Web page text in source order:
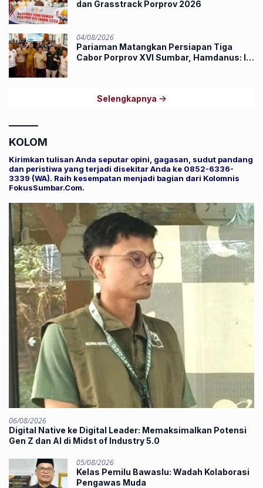
dan Grasstrack Porprov 2026
04/08/2026
Pariaman Matangkan Persiapan Tiga
Cabor Porprov XVI Sumbar, Hamdanus: Ini
Selengkapnya
KOLOM
Kirimkan tulisan Anda seputar opini, gagasan, sudut pandang
dan peristiwa yang terjadi disekitar Anda ke 0852-6336-
3339 (WA). Raih kesempatan menjadi bagian dari Kolomnis
FokusSumbar.Com.
06/08/2026
Digital Native ke Digital Leader: Memaksimalkan Potensi
Gen Z dan AI di Midst of Industry 5.0
05/08/2026
Kelas Pemilu Bawaslu: Wadah Kolaborasi
Pengawas Muda